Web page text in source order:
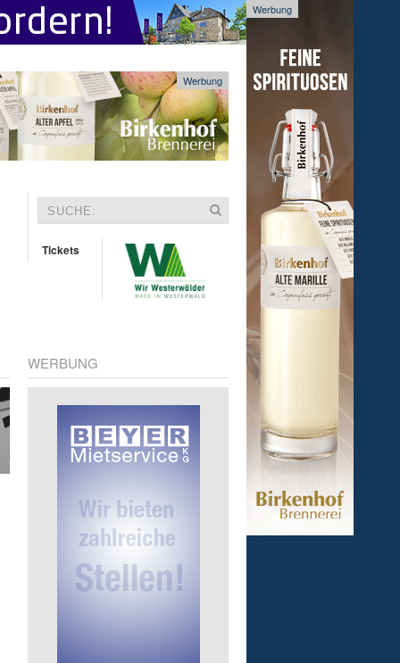
Werbung
Werbung
Tickets
WERBUNG